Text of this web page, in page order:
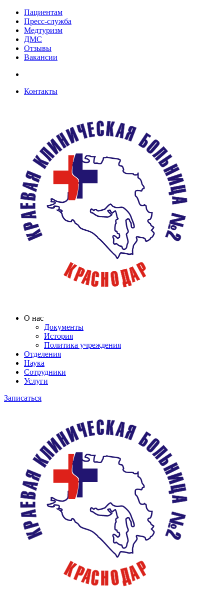
Пациентам
Пресс-служба
Медтуризм
ДМС
Отзывы
Вакансии
Контакты
О нас
Документы
История
Политика учреждения
Отделения
Наука
Сотрудники
Услуги
Записаться